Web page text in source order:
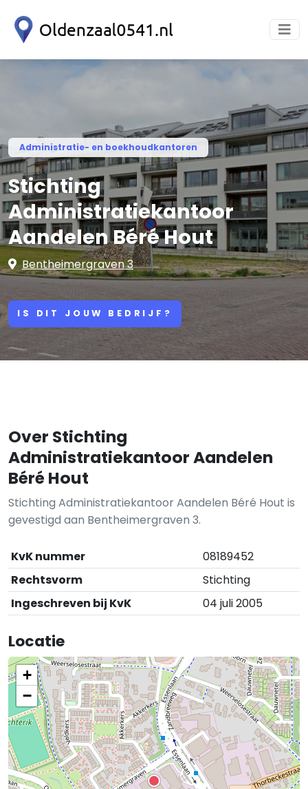
Administratie- en boekhoudkantoren
Stichting
Administratiekantoor
Aandelen Béré Hout
Bentheimergraven 3
IS DIT JOUW BEDRIJF?
Over Stichting
Administratiekantoor Aandelen
Béré Hout
Stichting Administratiekantoor Aandelen Béré Hout is
gevestigd aan Bentheimergraven 3.
KvK nummer
08189452
Rechtsvorm
Stichting
Ingeschreven bij KvK
04 juli 2005
Locatie
+
−